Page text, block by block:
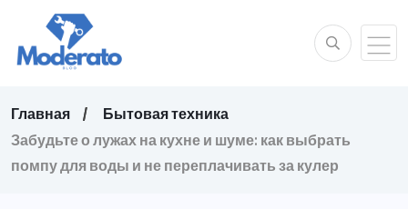
Главная
Бытовая техника
Забудьте о лужах на кухне и шуме: как выбрать
помпу для воды и не переплачивать за кулер